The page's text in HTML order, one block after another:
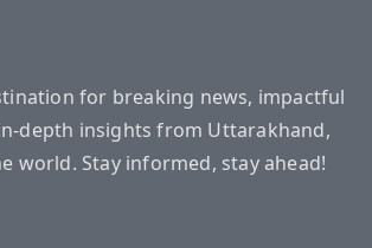
for breaking news, impactful
depth insights from Uttarakhand,
world. Stay informed, stay ahead!